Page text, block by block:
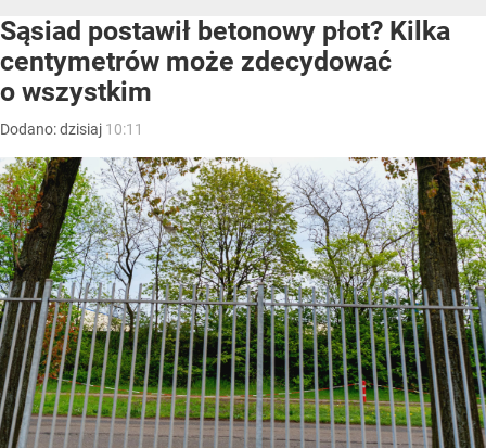
Sąsiad postawił betonowy płot? Kilka
centymetrów może zdecydować
o wszystkim
Dodano:dzisiaj 10:11